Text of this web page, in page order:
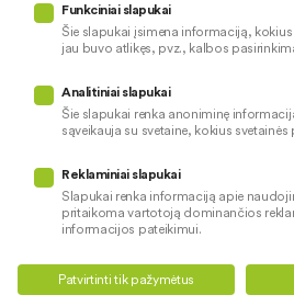
Yt-remote-
session-app
Teikti kredito
Funkciniai slapukai
Šie slapukai įsimena informaciją,
jau buvo atlikęs, pvz., kalbos
Analitiniai slapukai
Šie slapukai renka anoniminę
sąveikauja su svetaine, kokius
Reklaminiai slapukai
Slapukai renka informaciją apie
pritaikoma vartotoją dominančios
informacijos pateikimui.
Patvirtinti tik pažymėtus